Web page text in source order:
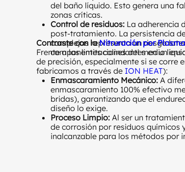
del baño líquido. Esto genera una
zonas críticas.
Control de residuos: La adherencia
post-tratamiento. La persistencia
complejas representa un riesgo
componentes colindantes en un
Contraste con laNitruración por Plasma
Frente a las limitaciones del medio
de precisión, especialmente si se corre
fabricamos a través de ION HEAT):
Enmascaramiento Mecánico: A
enmascaramiento 100% efectivo
bridas), garantizando que el
diseño lo exige.
Proceso Limpio:Al ser un
de corrosión por residuos químicos
inalcanzable para los métodos por